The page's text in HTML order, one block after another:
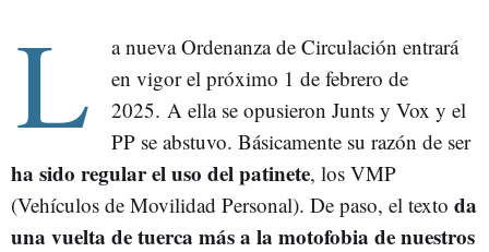
L
a nueva Ordenanza de Circulación entrará
en vigor el próximo 1 de febrero de
2025. A ella se opusieron Junts y Vox y el
PP se abstuvo. Básicamente su razón de ser
ha sido regular el uso del patinete, los VMP
(Vehículos de Movilidad Personal). De paso, el texto da
una vuelta de tuerca más a la motofobia de nuestros